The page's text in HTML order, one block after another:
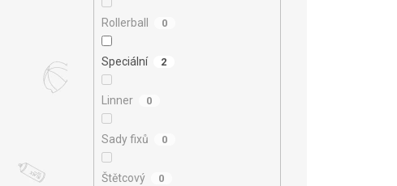
Rollerball 0
Speciální 2
Linner 0
Sady fixů 0
Štětcový 0